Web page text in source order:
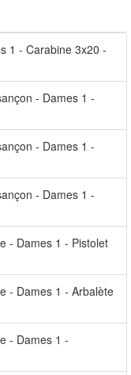
1 - Carabine 3x20 -
- Dames 1 -
- Dames 1 -
- Dames 1 -
- Dames 1 - Pistolet
- Dames 1 - Arbalète
- Dames 1 -